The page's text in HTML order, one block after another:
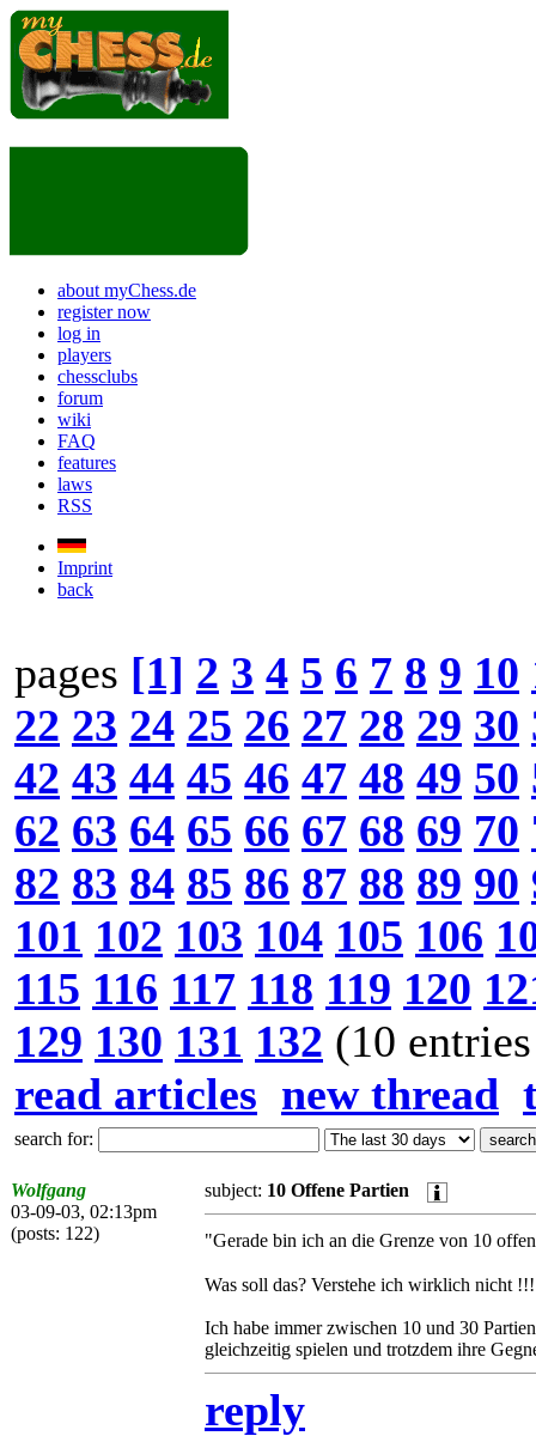
about myChess.de
register now
log in
players
chessclubs
forum
wiki
FAQ
features
laws
RSS
Imprint
back
pages [1] 2 3 4 5 6 7 8 9 10
22 23 24 25 26 27 28 29 30
42 43 44 45 46 47 48 49 50
62 63 64 65 66 67 68 69 70
82 83 84 85 86 87 88 89 90
101 102 103 104 105 106
115 116 117 118 119 120
129 130 131 132 (10
read articles new thread
search for:
Wolfgang
03-09-03, 02:13pm
(posts: 122)
subject: 10 Offene Partien
"Gerade bin ich an die Grenze von 10
Was soll das? Verstehe ich wirklich nicht !!!
Ich habe immer zwischen 10 und 30
gleichzeitig spielen und trotzdem ihre
reply